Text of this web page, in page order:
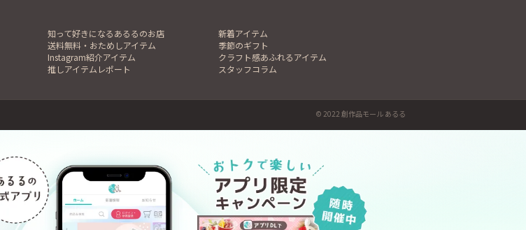
知って好きになるあるるのお店
新着アイテム
送料無料・おためしアイテム
季節のギフト
Instagram紹介アイテム
クラフト感あふれるアイテム
推しアイテムレポート
スタッフコラム
© 2022 創作品モール あるる